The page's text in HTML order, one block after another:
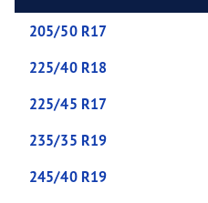
205/50 R17
225/40 R18
225/45 R17
235/35 R19
245/40 R19